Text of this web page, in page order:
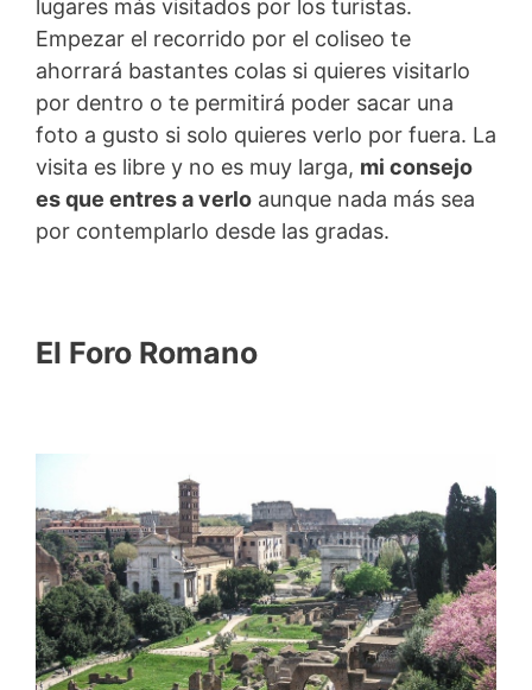
lugares más visitados por los turistas.
Empezar el recorrido por el coliseo te
ahorrará bastantes colas si quieres visitarlo
por dentro o te permitirá poder sacar una
foto a gusto si solo quieres verlo por fuera. La
visita es libre y no es muy larga, mi consejo
es que entres a verlo aunque nada más sea
por contemplarlo desde las gradas.
El Foro Romano